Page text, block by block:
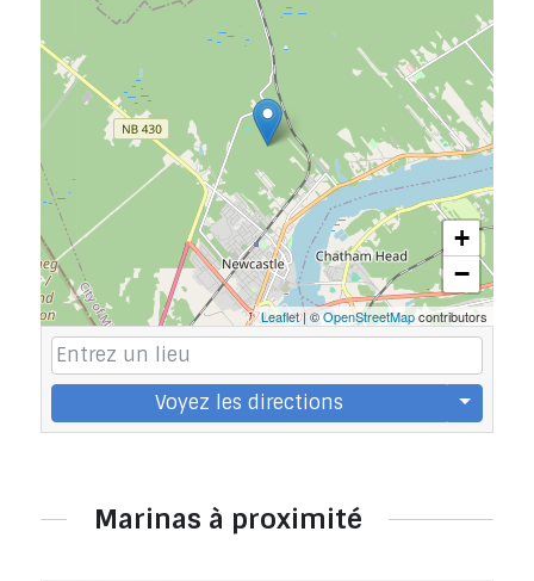
+
−
Leaflet| ©OpenStreetMapcontributors
Voyez les directions
Marinas à proximité